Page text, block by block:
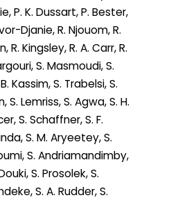
P. K. Dussart, P. Bester,
Djanie, R. Njouom, R.
R. Kingsley, R. A. Carr, R.
S. Masmoudi, S.
Kassim, S. Trabelsi, S.
Lemriss, S. Agwa, S. H.
S. Schaffner, S. F.
S. M. Aryeetey, S.
S. Andriamandimby,
S. Prosolek, S.
S. A. Rudder, S.